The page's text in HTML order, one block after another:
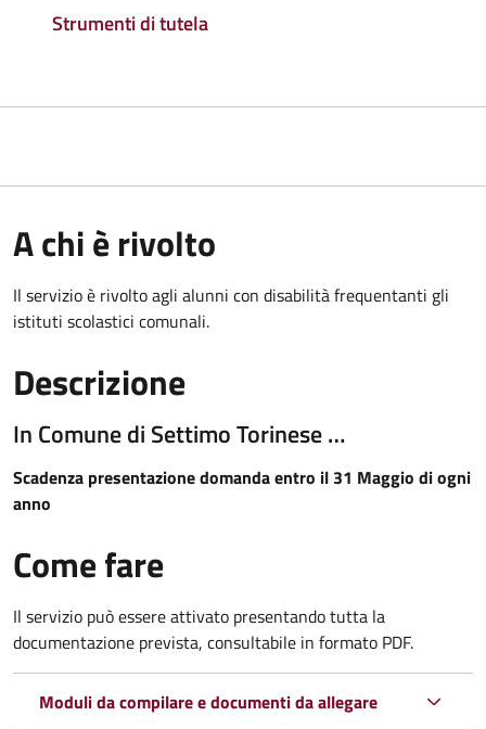
Strumenti di tutela
A chi è rivolto
Il servizio è rivolto agli alunni con disabilità frequentanti gli
istituti scolastici comunali.
Descrizione
In Comune di Settimo Torinese …
Scadenza presentazione domanda entro il 31 Maggio di ogni
anno
Come fare
Il servizio può essere attivato presentando tutta la
documentazione prevista, consultabile in formato PDF.
Moduli da compilare e documenti da allegare